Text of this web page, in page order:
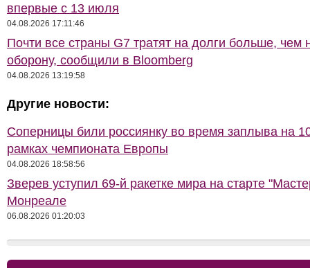
впервые с 13 июля
04.08.2026 17:11:46
Почти все страны G7 тратят на долги больше, чем
оборону, сообщили в Bloomberg
04.08.2026 13:19:58
Другие новости:
Соперницы били россиянку во время заплыва на
рамках чемпионата Европы
04.08.2026 18:58:56
Зверев уступил 69-й ракетке мира на старте
Монреале
06.08.2026 01:20:03